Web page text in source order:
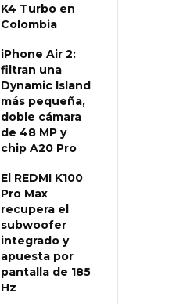
K4 Turbo en
Colombia
iPhone Air 2:
filtran una
Dynamic Island
más pequeña,
doble cámara
de 48 MP y
chip A20 Pro
El REDMI K100
Pro Max
recupera el
subwoofer
integrado y
apuesta por
pantalla de 185
Hz